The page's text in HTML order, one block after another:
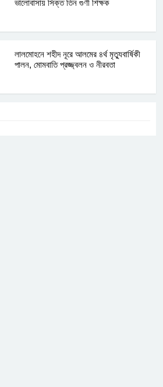
ভালোবাসায় সিক্ত তিন গুণী শিক্ষক
লালমোহনে শহীদ নূরে আলমের ৪র্থ মৃত্যুবার্ষিকী
পালন, মোমবাতি প্রজ্জ্বলন ও নীরবতা